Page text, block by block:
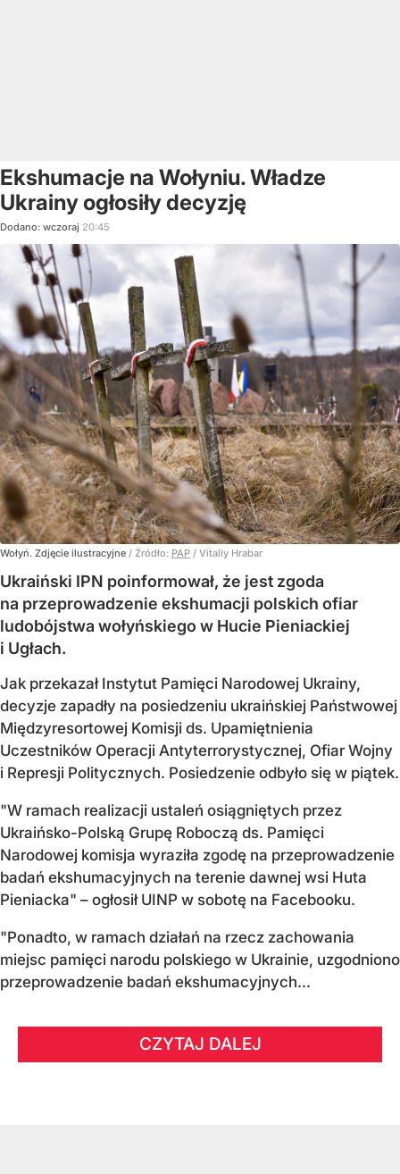
Ekshumacje na Wołyniu. Władze
Ukrainy ogłosiły decyzję
Dodano: wczoraj 20:45
Wołyń. Zdjęcie ilustracyjne / Źródło: PAP / Vitaliy Hrabar
Ukraiński IPN poinformował, że jest zgoda
na przeprowadzenie ekshumacji polskich ofiar
ludobójstwa wołyńskiego w Hucie Pieniackiej
i Ugłach.
Jak przekazał Instytut Pamięci Narodowej Ukrainy,
decyzje zapadły na posiedzeniu ukraińskiej Państwowej
Międzyresortowej Komisji ds. Upamiętnienia
Uczestników Operacji Antyterrorystycznej, Ofiar Wojny
i Represji Politycznych. Posiedzenie odbyło się w piątek.
"W ramach realizacji ustaleń osiągniętych przez
Ukraińsko-Polską Grupę Roboczą ds. Pamięci
Narodowej komisja wyraziła zgodę na przeprowadzenie
badań ekshumacyjnych na terenie dawnej wsi Huta
Pieniacka" – ogłosił UINP w sobotę na Facebooku.
"Ponadto, w ramach działań na rzecz zachowania
miejsc pamięci narodu polskiego w Ukrainie, uzgodniono
przeprowadzenie badań ekshumacyjnych...
CZYTAJ DALEJ